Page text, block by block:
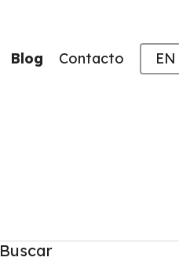
Blog Contacto EN
Buscar